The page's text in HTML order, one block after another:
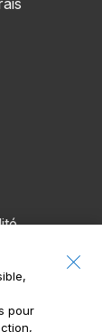
pour